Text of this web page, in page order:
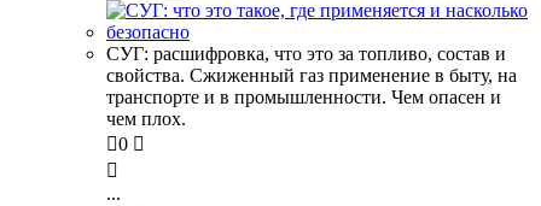
СУГ: расшифровка, что это за топливо, состав и
свойства. Сжиженный газ применение в быту, на
транспорте и в промышленности. Чем опасен и
чем плох.
0 

...